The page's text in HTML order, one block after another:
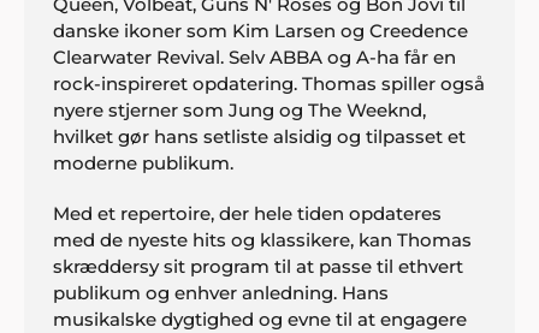
danske ikoner som Kim Larsen og Creedence
Clearwater Revival. Selv ABBA og A-ha får en
rock-inspireret opdatering. Thomas spiller også
nyere stjerner som Jung og The Weeknd,
hvilket gør hans setliste alsidig og tilpasset et
moderne publikum.
Med et repertoire, der hele tiden opdateres
med de nyeste hits og klassikere, kan Thomas
skræddersy sit program til at passe til ethvert
publikum og enhver anledning. Hans
musikalske dygtighed og evne til at engagere